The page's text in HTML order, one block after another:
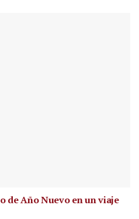
de Año Nuevo en un viaje